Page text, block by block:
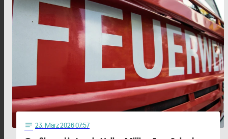
notes 23. März 2026 07:57